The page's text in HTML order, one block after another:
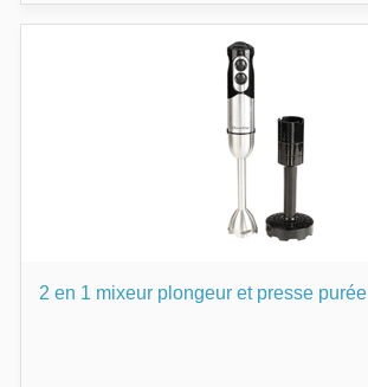
2 en 1 mixeur plongeur et presse purée